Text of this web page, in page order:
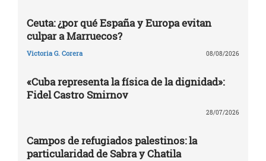
Ceuta: ¿por qué España y Europa evitan
culpar a Marruecos?
Victoria G. Corera 08/08/2026
«Cuba representa la física de la dignidad»:
Fidel Castro Smirnov
28/07/2026
Campos de refugiados palestinos: la
particularidad de Sabra y Chatila